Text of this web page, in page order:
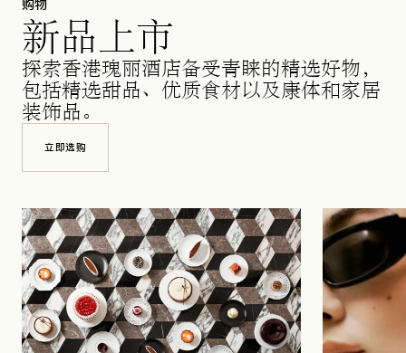
购物
新品上市
探索香港瑰丽酒店备受青睐的精选好物，
包括精选甜品、优质食材以及康体和家居
装饰品。
立即选购